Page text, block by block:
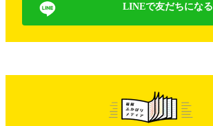
LINEで友だちになる